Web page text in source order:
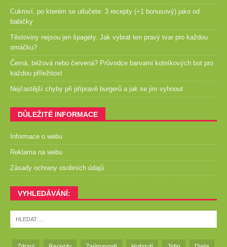
Cukroví, po kterém se utlučete: 3 recepty (+1 bonusový) jako od
babičky
Těstoviny nejsou jen špagety. Jak vybrat ten pravý tvar pro každou
omáčku?
Černá, béžová nebo červená? Průvodce barvami kotníkových bot pro
každou příležitost
Nejčastější chyby při přípravě burgerů a jak se jim vyhnout
DŮLEŽITÉ INFORMACE
Informace o webu
Reklama na webu
Zásady ochrany osobních údajů
VYHLEDÁVÁNÍ: